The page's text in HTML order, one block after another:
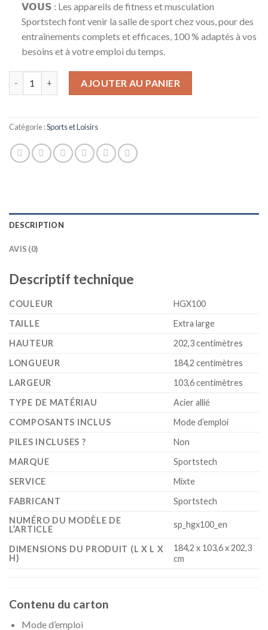
𝗩𝗢𝗨𝗦 : Les appareils de fitness et musculation
Sportstech font venir la salle de sport chez vous, pour des
entraînements complets et efficaces, 100 % adaptés à vos
besoins et à votre emploi du temps.
AJOUTER AU PANIER
Catégorie :Sports et Loisirs
DESCRIPTION
AVIS (0)
Descriptif technique
COULEUR
‎HGX100
TAILLE
‎Extra large
HAUTEUR
‎202,3 centimètres
LONGUEUR
‎184,2 centimètres
LARGEUR
‎103,6 centimètres
TYPE DE MATÉRIAU
‎Acier allié
COMPOSANTS INCLUS
‎Mode d’emploi
PILES INCLUSES ?
‎Non
MARQUE
‎Sportstech
SERVICE
‎Mixte
FABRICANT
‎Sportstech
NUMÉRO DU MODÈLE DE
L’ARTICLE
‎sp_hgx100_en
DIMENSIONS DU PRODUIT (L X L X
H)
‎184,2 x 103,6 x 202,3
cm
Contenu du carton
Mode d’emploi